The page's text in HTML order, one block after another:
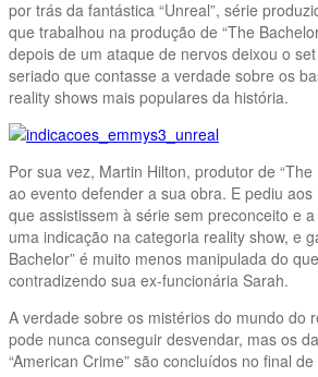
por trás da fantástica “Unreal”, série
que trabalhou na produção de “The
depois de um ataque de nervos deixou o
seriado que contasse a verdade sobre os
reality shows mais populares da história.
Por sua vez, Martin Hilton, produtor de
ao evento defender a sua obra. E pediu
que assistissem à série sem preconceito e
uma indicação na categoria reality show, e
Bachelor” é muito menos manipulada do
contradizendo sua ex-funcionária Sarah.
A verdade sobre os mistérios do mundo do
pode nunca conseguir desvendar, mas os
“American Crime” são concluídos no final